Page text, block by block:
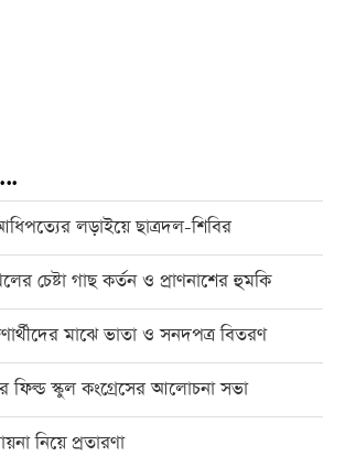
লড়াইয়ে ছাত্রদল-শিবির
চেষ্টা গাছ কর্তন ও প্রাণনাশের হুমকি
মাঝে ভাতা ও সনদপত্র বিতরণ
ফিল্ড স্কুল কংগ্রেসের আলোচনা সভা
নিয়ে প্রতারণা